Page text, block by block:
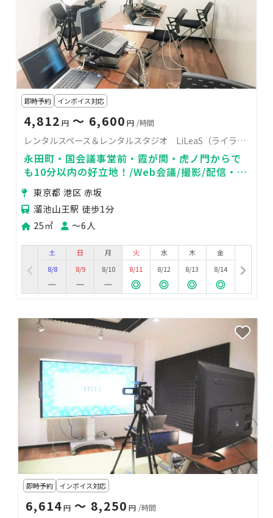
即時予約 インボイス対応
4,812 円 〜 6,600 円 /時間
レンタルスペース＆レンタルスタジオ LiLeaS（ライラス）RoomC
永田町・国会議事堂前・霞が関・虎ノ門からで
も10分以内の好立地！/Web会議/撮影/配信・撮
影サポート/スタジオ撮影/機材持ち込み可
東京都 港区 赤坂
溜池山王駅 徒歩1分
25㎡
〜6人
土
8/8
日
8/9
月
8/10
火
8/11
水
8/12
木
8/13
金
8/14
即時予約 インボイス対応
6,614円〜 8,250 円 /時間